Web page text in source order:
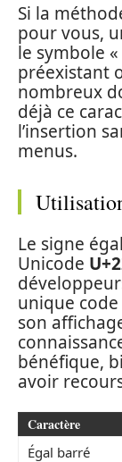
Si la
pour vous,
le symbole
préexistant
nombreux
déjà ce
l’insertion
menus.
Le signe
Unicode
unique
son
bénéfique,
avoir
Caractère
Égal barré